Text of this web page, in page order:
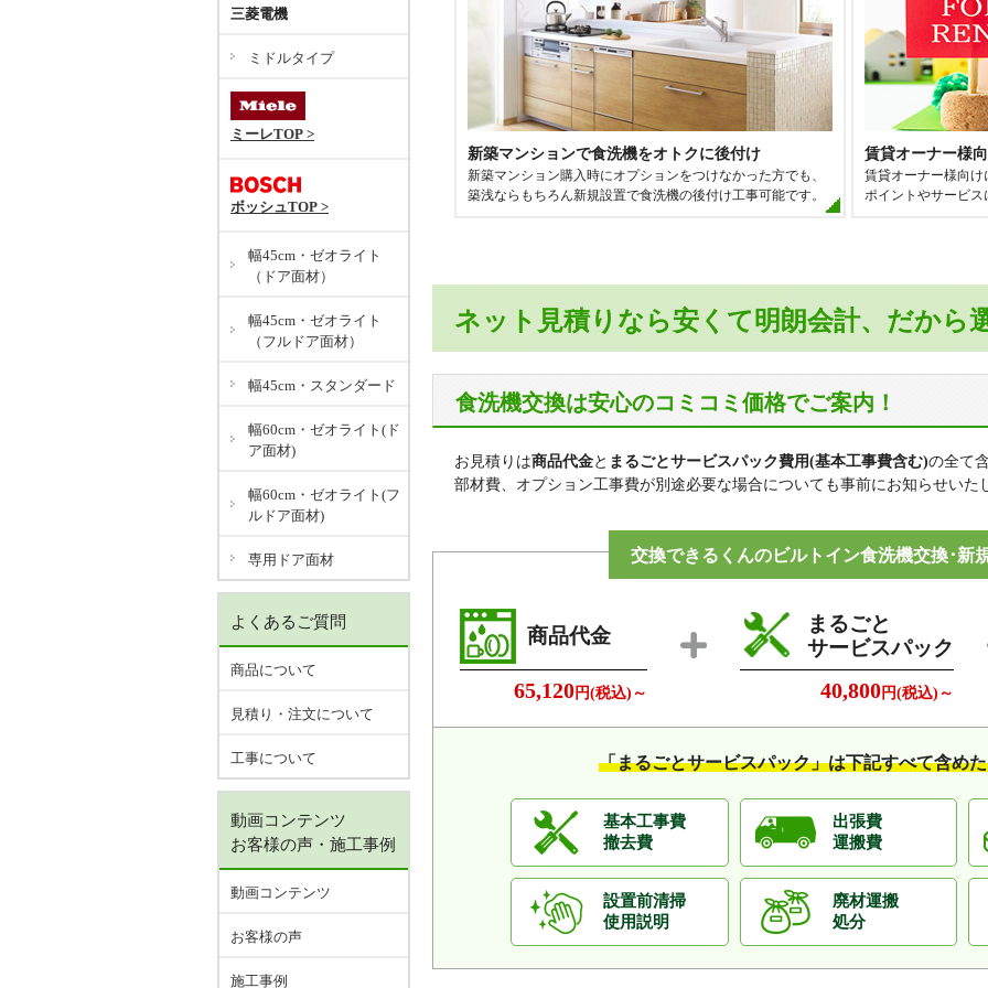
ビクトリアアネーロ大宮 フェニックス大
フォルスコート大宮土呂 ブライトレジデ
ベルシェーナ 宮原パークホー
メゾン大宮宮原 ユアサハイム
ラ・アトレ大宮土呂 ライオンズマン
リビオ大宮宮原 レーベンハイム
新築マンションで食洗機をオトクに後付け
新築マンション購入時にオプションをつけなかった方でも、
築浅ならもちろん新規設置で食洗機の後付け工事可能です。
賃貸オーナー様
賃貸オーナー様向
ポイントやサービ
ネット見積りなら安くて明朗会計、だから
食洗機交換は安心のコミコミ価格でご案内！
お見積りは商品代金と まるごとサービスパック費用(基本工事費含む)の全て
部材費、オプション工事費が別途必要な場合についても事前にお知らせいた
交換できるくんのビルトイン食洗機交換･新
商品代金
65,120 円(税込)～
まるごと
サービスパック
40,800円(税込)～
「まるごとサービスパック」は下記すべて含め
基本工事費
撤去費
出張費
運搬費
設置前清掃
使用説明
廃材運搬
処分
三菱電機
ミドルタイプ
ミーレTOP >
ボッシュTOP >
幅45cm・ゼオライト
（ドア面材）
幅45cm・ゼオライト
（フルドア面材）
幅45cm・スタンダード
幅60cm・ゼオライト(ド
ア面材)
幅60cm・ゼオライト(フ
ルドア面材)
専用ドア面材
よくあるご質問
商品について
見積り・注文について
工事について
動画コンテンツ
お客様の声・施工事例
動画コンテンツ
お客様の声
施工事例